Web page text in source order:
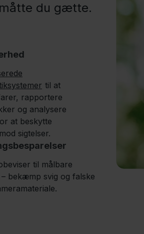
du gætte.
til at
rapportere
og analysere
at beskytte
sigtelser.
til målbare
bekæmp svig og falske